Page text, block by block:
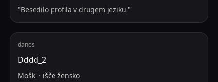
"Besedilo profila v drugem jeziku."
danes
Dddd_2
Moški · išče žensko